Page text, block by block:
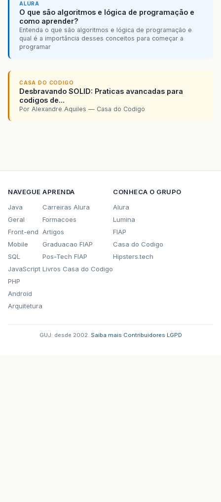
ALURA
O que são algoritmos e lógica de programação e
como aprender?
Entenda o que são algoritmos e lógica de programação e
qual é a importância desses conceitos para começar a
programar
CASA DO CODIGO
Desbravando SOLID: Praticas avancadas para
codigos de...
Por Alexandre Aquiles — Casa do Codigo
NAVEGUE
Java
Geral
Front-end
Mobile
SQL
JavaScript
PHP
Android
Arquitetura
APRENDA
Carreiras Alura
Formacoes
Artigos
Graduacao FIAP
Pos-Tech FIAP
Livros Casa do Codigo
CONHECA O GRUPO
Alura
Lumina
FIAP
Casa do Codigo
Hipsters.tech
GUJ: desde 2002. Saiba mais Contribuidores LGPD